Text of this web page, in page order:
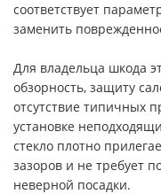
соответствует
заменить
Для владельца шкода
обзорность, защиту
отсутствие типичных
установке
стекло плотно
зазоров и не требует
неверной посадки.